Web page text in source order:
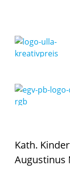
Kath.
Augustinus